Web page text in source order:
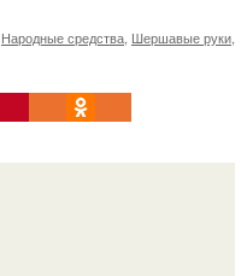
Народные средства Шершавые руки